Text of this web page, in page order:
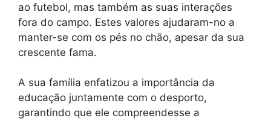
ao futebol, mas também as suas interações
fora do campo. Estes valores ajudaram-no a
manter-se com os pés no chão, apesar da sua
crescente fama.
A sua família enfatizou a importância da
educação juntamente com o desporto,
garantindo que ele compreendesse a